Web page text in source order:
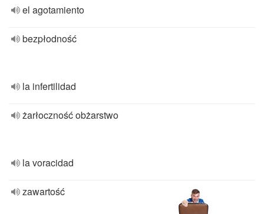
el agotamiento
bezpłodność
la infertilidad
żarłoczność obżarstwo
la voracidad
zawartość